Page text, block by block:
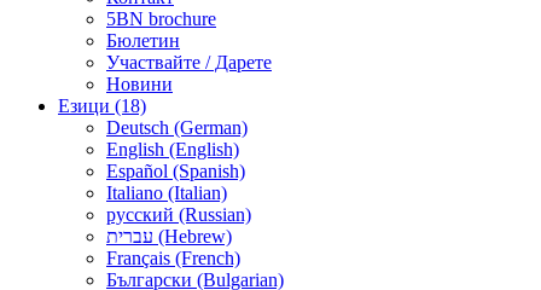
5BN brochure
Бюлетин
Участвайте / Дарете
Новини
Езици (18)
Deutsch (German)
English (English)
Español (Spanish)
Italiano (Italian)
русский (Russian)
עברית (Hebrew)
Français (French)
Български (Bulgarian)